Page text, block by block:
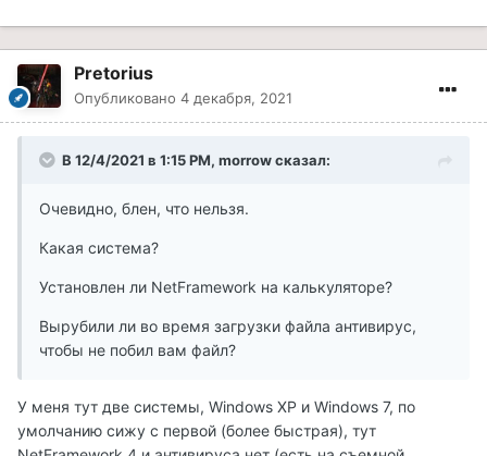
Pretorius
Опубликовано 4 декабря, 2021
В 12/4/2021 в 1:15 PM, morrow сказал:
Очевидно, блен, что нельзя.
Какая система?
Установлен ли NetFramework на калькуляторе?
Вырубили ли во время загрузки файла антивирус,
чтобы не побил вам файл?
У меня тут две системы, Windows XP и Windows 7, по
умолчанию сижу с первой (более быстрая), тут